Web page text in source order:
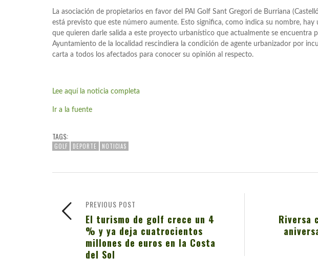
La asociación de propietarios en favor del PAI Golf Sant Gregori de Burriana
está previsto que este número aumente. Esto significa, como indica su nombre, hay
que quieren darle salida a este proyecto urbanístico que actualmente se encuentra
Ayuntamiento de la localidad rescindiera la condición de agente urbanizador por
carta a todos los afectados para conocer su opinión al respecto.
Lee aquí la noticia completa
Ir a la fuente
TAGS:
GOLF DEPORTE NOTICIAS
Riversa
PREVIOUS POST
El turismo de golf crece un 4
% y ya deja cuatrocientos
millones de euros en la Costa
del Sol